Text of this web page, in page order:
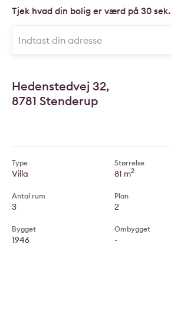
Tjek hvad din bolig er værd på 30 sek.
Hedenstedvej 32,
8781 Stenderup
Type
Villa
Antal rum
3
Bygget
1946
Størrelse
81 m2
Plan
2
Ombygget
-